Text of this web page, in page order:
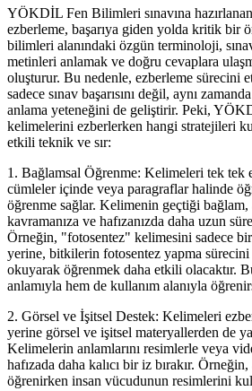
YÖKDİL Fen Bilimleri sınavına
ezberleme, başarıya giden yolda kritik bir
bilimleri alanındaki özgün terminoloji,
metinleri anlamak ve doğru cevaplara
oluşturur. Bu nedenle, ezberleme sürecini
sadece sınav başarısını değil, aynı
anlama yeteneğini de geliştirir. Peki,
kelimelerini ezberlerken hangi stratejileri
etkili teknik ve sır:
1. Bağlamsal Öğrenme: Kelimeleri tek tek
cümleler içinde veya paragraflar halinde
öğrenme sağlar. Kelimenin geçtiği bağlam,
kavramanıza ve hafızanızda daha uzun
Örneğin, "fotosentez" kelimesini sadece
yerine, bitkilerin fotosentez yapma
okuyarak öğrenmek daha etkili olacaktır.
anlamıyla hem de kullanım alanıyla
2. Görsel ve İşitsel Destek: Kelimeleri
yerine görsel ve işitsel materyallerden de
Kelimelerin anlamlarını resimlerle veya
hafızada daha kalıcı bir iz bırakır.
öğrenirken insan vücudunun resimlerini